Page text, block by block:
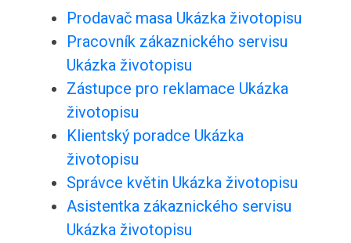
Prodavač masa Ukázka životopisu
Pracovník zákaznického servisu
Ukázka životopisu
Zástupce pro reklamace Ukázka
životopisu
Klientský poradce Ukázka
životopisu
Správce květin Ukázka životopisu
Asistentka zákaznického servisu
Ukázka životopisu